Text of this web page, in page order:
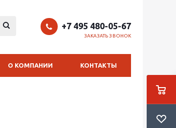
+7 495 480-05-67
ЗАКАЗАТЬ ЗВОНОК
О КОМПАНИИ КОНТАКТЫ